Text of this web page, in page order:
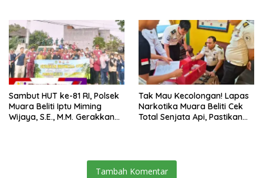
Sambut HUT ke-81 RI, Polsek
Muara Beliti Iptu Miming
Wijaya, S.E., M.M. Gerakkan
Tak Mau Kecolongan! Lapas
Narkotika Muara Beliti Cek
Total Senjata Api, Pastikan
Tambah Komentar